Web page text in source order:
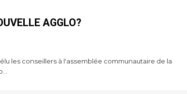
AGGLO?
les conseillers à l'assemblée communautaire de la